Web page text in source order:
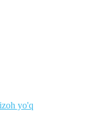
izoh yo'q